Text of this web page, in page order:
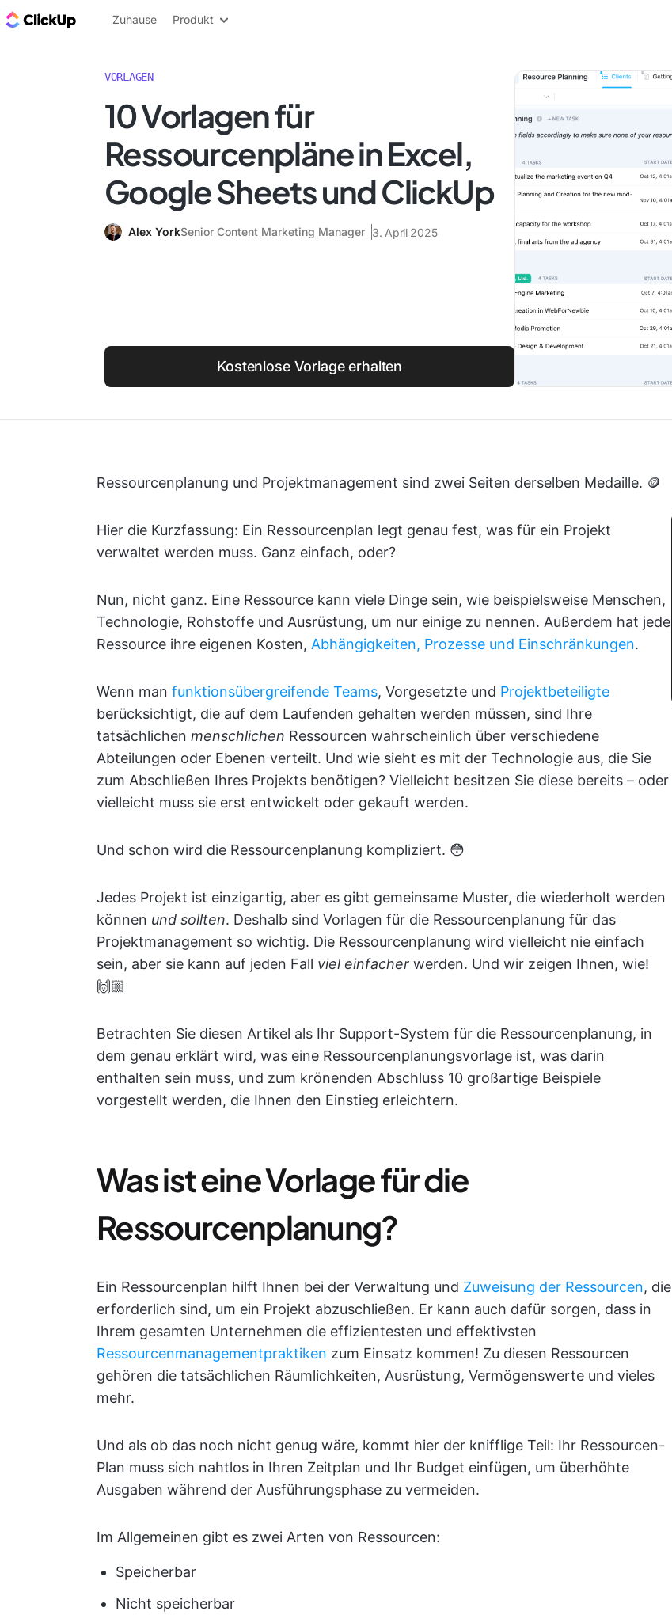
ClickUp Blog
Zuhause Produkt
VORLAGEN
10 Vorlagen für
Ressourcenpläne in Excel,
Google Sheets und ClickUp
Alex YorkSenior Content Marketing Manager 3. April 2025
Kostenlose Vorlage erhalten
Ressourcenplanung und Projektmanagement sind zwei Seiten derselben Medaille. 🪙
Hier die Kurzfassung: Ein Ressourcenplan legt genau fest, was für ein Projekt
verwaltet werden muss. Ganz einfach, oder?
Nun, nicht ganz. Eine Ressource kann viele Dinge sein, wie beispielsweise Menschen,
Technologie, Rohstoffe und Ausrüstung, um nur einige zu nennen. Außerdem hat jede
Ressource ihre eigenen Kosten, Abhängigkeiten, Prozesse und Einschränkungen.
Wenn man funktionsübergreifende Teams, Vorgesetzte und Projektbeteiligte
berücksichtigt, die auf dem Laufenden gehalten werden müssen, sind Ihre
tatsächlichen menschlichen Ressourcen wahrscheinlich über verschiedene
Abteilungen oder Ebenen verteilt. Und wie sieht es mit der Technologie aus, die Sie
zum Abschließen Ihres Projekts benötigen? Vielleicht besitzen Sie diese bereits – oder
vielleicht muss sie erst entwickelt oder gekauft werden.
Und schon wird die Ressourcenplanung kompliziert. 😳
Jedes Projekt ist einzigartig, aber es gibt gemeinsame Muster, die wiederholt werden
können und sollten. Deshalb sind Vorlagen für die Ressourcenplanung für das
Projektmanagement so wichtig. Die Ressourcenplanung wird vielleicht nie einfach
sein, aber sie kann auf jeden Fall viel einfacher werden. Und wir zeigen Ihnen, wie!
🙌🏼
Betrachten Sie diesen Artikel als Ihr Support-System für die Ressourcenplanung, in
dem genau erklärt wird, was eine Ressourcenplanungsvorlage ist, was darin
enthalten sein muss, und zum krönenden Abschluss 10 großartige Beispiele
vorgestellt werden, die Ihnen den Einstieg erleichtern.
Was ist eine Vorlage für die
Ressourcenplanung?
Ein Ressourcenplan hilft Ihnen bei der Verwaltung und Zuweisung der Ressourcen, die
erforderlich sind, um ein Projekt abzuschließen. Er kann auch dafür sorgen, dass in
Ihrem gesamten Unternehmen die effizientesten und effektivsten
Ressourcenmanagementpraktiken zum Einsatz kommen! Zu diesen Ressourcen
gehören die tatsächlichen Räumlichkeiten, Ausrüstung, Vermögenswerte und vieles
mehr.
Und als ob das noch nicht genug wäre, kommt hier der knifflige Teil: Ihr Ressourcen-
Plan muss sich nahtlos in Ihren Zeitplan und Ihr Budget einfügen, um überhöhte
Ausgaben während der Ausführungsphase zu vermeiden.
Im Allgemeinen gibt es zwei Arten von Ressourcen:
Speicherbar
Nicht speicherbar